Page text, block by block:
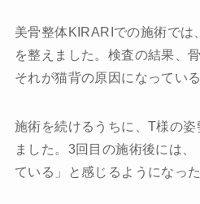
美骨整体KIRARIでの施術では
を整えました。検査の結果、
それが猫背の原因になってい
施術を続けるうちに、T様の
ました。3回目の施術後には
ている」と感じるようになった